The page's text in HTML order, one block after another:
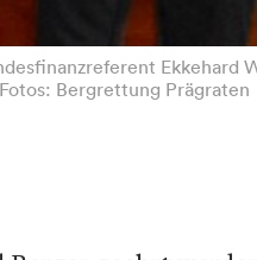
Ekkehard
Bergrettung Prägraten